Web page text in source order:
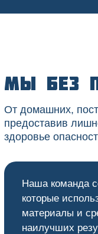
Мы без
От домашних,
предоставив
здоровье
Наша команда
которые
материалы и
наилучших